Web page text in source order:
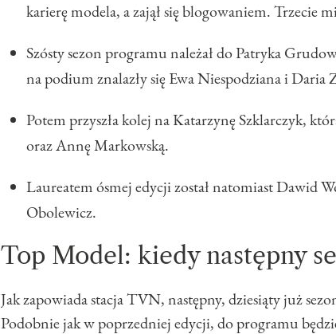
karierę modela, a zajął się blogowaniem. Trzecie
Szósty sezon programu należał do Patryka
na podium znalazły się Ewa Niespodziana i Daria
Potem przyszła kolej na Katarzynę Szklarczyk,
oraz Annę Markowską.
Laureatem ósmej edycji został natomiast Dawid
Obolewicz.
Top Model: kiedy następny
Jak zapowiada stacja TVN, następny, dziesiąty już
Podobnie jak w poprzedniej edycji, do programu